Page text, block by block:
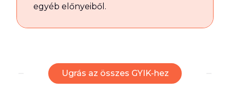
egyéb előnyeiből.
Ugrás az összes GYIK-hez